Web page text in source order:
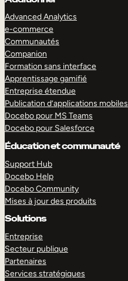
Advanced Analytics
e-commerce
Communautés
Companion
Formation sans interface
Apprentissage gamifié
Entreprise étendue
Publication d’applications mobiles
Docebo pour MS Teams
Docebo pour Salesforce
Éducation et communauté
Support Hub
Docebo Help
Docebo Community
Mises à jour des produits
Solutions
Entreprise
Secteur publique
Partenaires
Services stratégiques